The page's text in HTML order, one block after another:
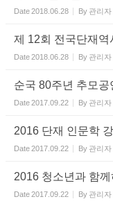
Date2018.06.28 By 관리자
제 12회 전국단재
Date2018.06.28 By 관리자
순국 80주년 추모공
Date2017.09.22 By 관리자
2016 단재 인문학
Date2017.09.22 By 관리자
2016 청소년과 함
Date2017.09.22 By 관리자